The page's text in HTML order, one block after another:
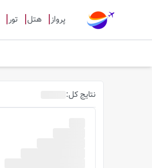
پرواز هتل تور
نتایج کل: